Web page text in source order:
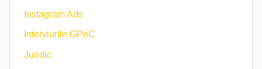
Instagram Ads
Interviurile GPeC
Juridic